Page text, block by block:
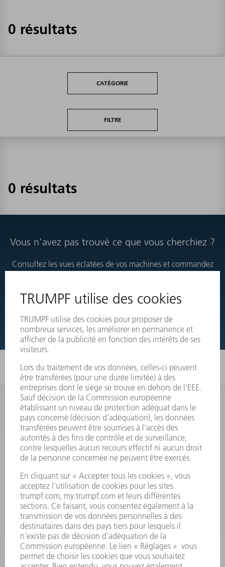
0 résultats
CATÉGORIE
FILTRE
0 résultats
Vous n'avez pas trouvé ce que vous cherchiez ?
Consultez les vues éclatées de vos machines et commandez
VUES ÉCLATÉES
INFORMATION
Foire aux questions
Termes et conditions
CONTACT
01 48 17 37 73
Lun - Jeu 08:00h - 16:30h
Ven 08:00h - 12:30h
outillages@fr.TRUMPF.com
CONTACT
Pièces Détachées
01 48 17 37 57
Lun – Ven 8:30h - 17:30h
pieces.detachees@trumpf.com